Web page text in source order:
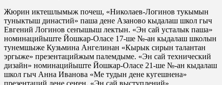
Жюрин иктешлымыж почеш, «Николаев-Логинов тукымын
туныктыш династий» паша дене Азаново кыдалаш школ гыч
Евгений Логинов сеҥышыш лектын. «Эн сай усталык паша»
номинацийыште Йошкар-Оласе 17-ше №-ан кыдалаш школын
тунемшыже Кузьмина Ангелинан «Кырык сирын талантан
эргыже» презентацийжым палемдыме. «Эн сай технический
дизайн» номинацийыште Йошкар-Оласе 21-ше №-ан кыдалаш
школ гыч Анна Иванова «Ме тудын дене кугешнена»
презентаций дене сеҥен. «Эн сай выступлений»